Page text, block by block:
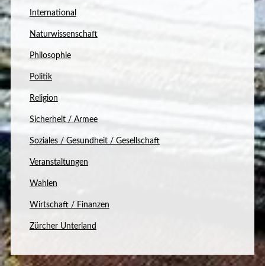
International
Naturwissenschaft
Philosophie
Politik
Religion
Sicherheit / Armee
Soziales / Gesundheit / Gesellschaft
Veranstaltungen
Wahlen
Wirtschaft / Finanzen
Zürcher Unterland